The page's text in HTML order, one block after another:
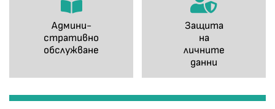
Админи-
стративно
обслужване
Защита
на
личните
данни